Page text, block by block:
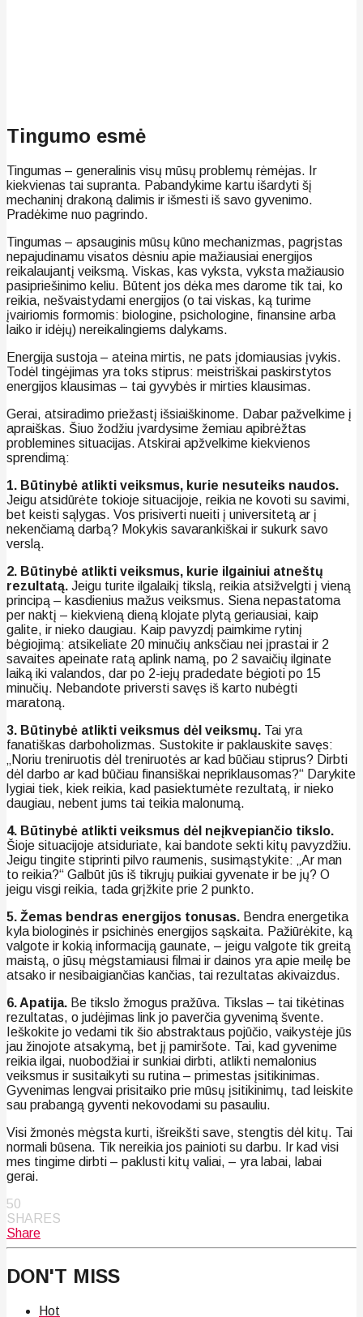
Tingumo esmė
Tingumas – generalinis visų mūsų problemų rėmėjas. Ir
kiekvienas tai supranta. Pabandykime kartu išardyti šį
mechaninį drakoną dalimis ir išmesti iš savo gyvenimo.
Pradėkime nuo pagrindo.
Tingumas – apsauginis mūsų kūno mechanizmas, pagrįstas
nepajudinamu visatos dėsniu apie mažiausiai energijos
reikalaujantį veiksmą. Viskas, kas vyksta, vyksta mažiausio
pasipriešinimo keliu. Būtent jos dėka mes darome tik tai, ko
reikia, nešvaistydami energijos (o tai viskas, ką turime
įvairiomis formomis: biologine, psichologine, finansine arba
laiko ir idėjų) nereikalingiems dalykams.
Energija sustoja – ateina mirtis, ne pats įdomiausias įvykis.
Todėl tingėjimas yra toks stiprus: meistriškai paskirstytos
energijos klausimas – tai gyvybės ir mirties klausimas.
Gerai, atsiradimo priežastį išsiaiškinome. Dabar pažvelkime į
apraiškas. Šiuo žodžiu įvardysime žemiau apibrėžtas
problemines situacijas. Atskirai apžvelkime kiekvienos
sprendimą:
1. Būtinybė atlikti veiksmus, kurie nesuteiks naudos.
Jeigu atsidūrėte tokioje situacijoje, reikia ne kovoti su savimi,
bet keisti sąlygas. Vos prisiverti nueiti į universitetą ar į
nekenčiamą darbą? Mokykis savarankiškai ir sukurk savo
verslą.
2. Būtinybė atlikti veiksmus, kurie ilgainiui atneštų
rezultatą. Jeigu turite ilgalaikį tikslą, reikia atsižvelgti į vieną
principą – kasdienius mažus veiksmus. Siena nepastatoma
per naktį – kiekvieną dieną klojate plytą geriausiai, kaip
galite, ir nieko daugiau. Kaip pavyzdį paimkime rytinį
bėgiojimą: atsikeliate 20 minučių anksčiau nei įprastai ir 2
savaites apeinate ratą aplink namą, po 2 savaičių ilginate
laiką iki valandos, dar po 2-iejų pradedate bėgioti po 15
minučių. Nebandote priversti savęs iš karto nubėgti
maratoną.
3. Būtinybė atlikti veiksmus dėl veiksmų. Tai yra
fanatiškas darboholizmas. Sustokite ir paklauskite savęs:
„Noriu treniruotis dėl treniruotės ar kad būčiau stiprus? Dirbti
dėl darbo ar kad būčiau finansiškai nepriklausomas?“ Darykite
lygiai tiek, kiek reikia, kad pasiektumėte rezultatą, ir nieko
daugiau, nebent jums tai teikia malonumą.
4. Būtinybė atlikti veiksmus dėl neįkvepiančio tikslo.
Šioje situacijoje atsiduriate, kai bandote sekti kitų pavyzdžiu.
Jeigu tingite stiprinti pilvo raumenis, susimąstykite: „Ar man
to reikia?“ Galbūt jūs iš tikrųjų puikiai gyvenate ir be jų? O
jeigu visgi reikia, tada grįžkite prie 2 punkto.
5. Žemas bendras energijos tonusas. Bendra energetika
kyla biologinės ir psichinės energijos sąskaita. Pažiūrėkite, ką
valgote ir kokią informaciją gaunate, – jeigu valgote tik greitą
maistą, o jūsų mėgstamiausi filmai ir dainos yra apie meilę be
atsako ir nesibaigiančias kančias, tai rezultatas akivaizdus.
6. Apatija. Be tikslo žmogus pražūva. Tikslas – tai tikėtinas
rezultatas, o judėjimas link jo paverčia gyvenimą švente.
Ieškokite jo vedami tik šio abstraktaus pojūčio, vaikystėje jūs
jau žinojote atsakymą, bet jį pamiršote. Tai, kad gyvenime
reikia ilgai, nuobodžiai ir sunkiai dirbti, atlikti nemalonius
veiksmus ir susitaikyti su rutina – primestas įsitikinimas.
Gyvenimas lengvai prisitaiko prie mūsų įsitikinimų, tad leiskite
sau prabangą gyventi nekovodami su pasauliu.
Visi žmonės mėgsta kurti, išreikšti save, stengtis dėl kitų. Tai
normali būsena. Tik nereikia jos painioti su darbu. Ir kad visi
mes tingime dirbti – paklusti kitų valiai, – yra labai, labai
gerai.
50
SHARES
Share
DON'T MISS
Hot